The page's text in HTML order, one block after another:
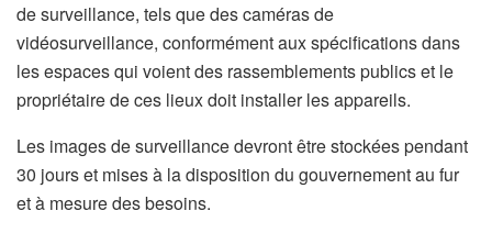
de surveillance, tels que des caméras de
vidéosurveillance, conformément aux spécifications dans
les espaces qui voient des rassemblements publics et le
propriétaire de ces lieux doit installer les appareils.
Les images de surveillance devront être stockées pendant
30 jours et mises à la disposition du gouvernement au fur
et à mesure des besoins.